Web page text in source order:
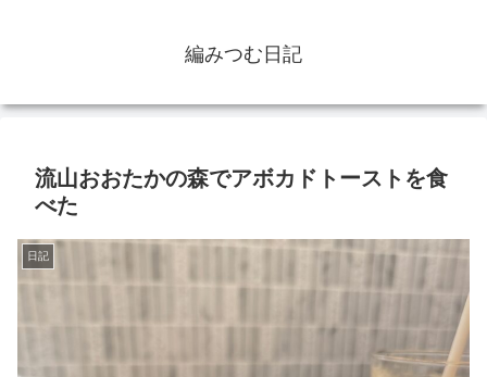
編みつむ日記
流山おおたかの森でアボカドトーストを食
べた
日記